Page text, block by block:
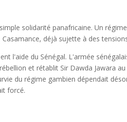
solidarité panafricaine. Un
déjà sujette à des
l'aide du Sénégal. L'armée
et rétablit Sir Dawda Jawara
du régime gambien dépendait
forcé.